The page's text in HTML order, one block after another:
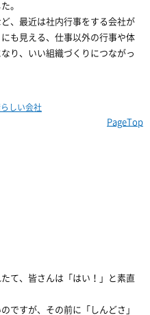
。
、最近は社内行事をする会社が
も見える、仕事以外の行事や体
り、いい組織づくりにつながっ
しい会社
PageTop
て、皆さんは「はい！」と素直
ですが、その前に「しんどさ」